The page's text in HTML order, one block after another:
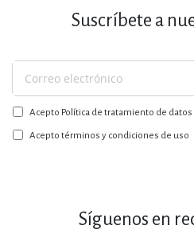
Suscríbete a
Suscríbase
a
nuestro
boletín:
Acepto Política de tratamiento de datos
Acepto términos y condiciones de uso
Síguenos en